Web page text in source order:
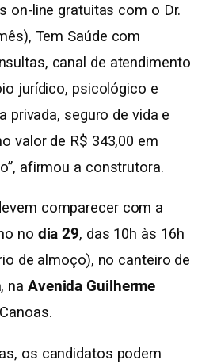
on-line gratuitas com o Dr.
Tem Saúde com
canal de atendimento
jurídico, psicológico e
privada, seguro de vida e
valor de R$ 343,00 em
afirmou a construtora.
comparecer com a
no dia 29, das 10h às 16h
de almoço), no canteiro de
na Avenida Guilherme
os candidatos podem